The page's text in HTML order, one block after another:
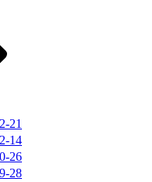
21
14
26
28